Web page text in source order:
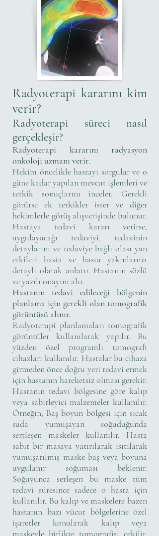
Radyoterapi kararını kim
verir?
Radyoterapi süreci nasıl
gerçekleşir?
Radyoterapi kararını radyasyon
onkoloji uzmanı verir.
Hekim öncelikle hastayı sorgular ve o
güne kadar yapılan mevcut işlemleri ve
tetkik sonuçlarını inceler. Gerekli
görürse ek tetkikler ister ve diğer
hekimlerle görüş alışverişinde bulunur.
Hastaya tedavi kararı verirse,
uygulayacağı tedaviyi, tedavinin
detaylarını ve tedaviye bağlı olası yan
etkileri hasta ve hasta yakınlarına
detaylı olarak anlatır. Hastanın sözlü
ve yazılı onayını alır.
Hastanın tedavi edileceği bölgenin
planlama için gerekli olan tomografik
görüntüsü alınır.
Radyoterapi planlamaları tomografik
görüntüler kullanılarak yapılır. Bu
yüzden özel programlı tomografi
cihazları kullanılır. Hastalar bu cihaza
girmeden önce doğru yeri tedavi etmek
için hastanın hareketsiz olması gerekir.
Hastanın tedavi bölgesine göre kalıp
veya sabitleyici malzemeler kullanılır.
Örneğin; Baş boyun bölgesi için sıcak
suda yumuşayan soğuduğunda
sertleşen maskeler kullanılır. Hasta
sabit bir masaya yatırılarak ısıtılarak
yumuşatılmış maske baş veya boyuna
uygulanır soğuması beklenir.
Soğuyunca serleşen bu maske tüm
tedavi süresince sadece o hasta için
kullanılır. Bu kalıp ve maskelere bazen
hastanın bazı vücut bölgelerine özel
işaretler konularak kalıp veya
maskeyle birlikte tomografisi çekilir.